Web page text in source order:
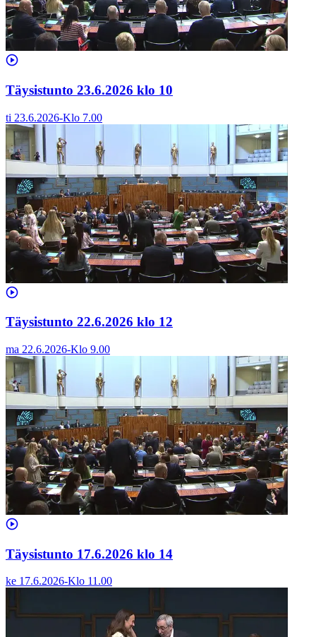
Täysistunto 23.6.2026 klo 10
ti 23.6.2026-Klo 7.00
Täysistunto 22.6.2026 klo 12
ma 22.6.2026-Klo 9.00
Täysistunto 17.6.2026 klo 14
ke 17.6.2026-Klo 11.00